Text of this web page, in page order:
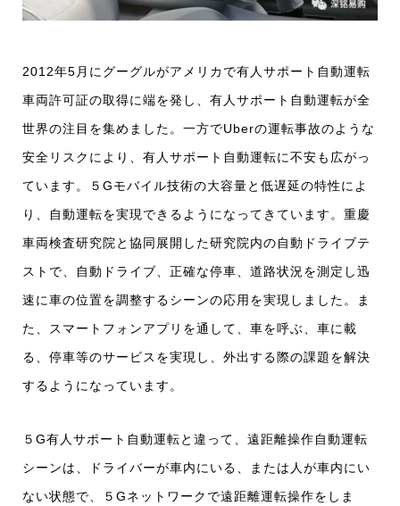
2012年5月にグーグルがアメリカで有人サポート自動運転
車両許可証の取得に端を発し、有人サポート自動運転が全
世界の注目を集めました。一方でUberの運転事故のような
安全リスクにより、有人サポート自動運転に不安も広がっ
ています。５Gモバイル技術の大容量と低遅延の特性によ
り、自動運転を実現できるようになってきています。重慶
車両検査研究院と協同展開した研究院内の自動ドライブテ
ストで、自動ドライブ、正確な停車、道路状況を測定し迅
速に車の位置を調整するシーンの応用を実現しました。ま
た、スマートフォンアプリを通して、車を呼ぶ、車に載
る、停車等のサービスを実現し、外出する際の課題を解決
するようになっています。
５G有人サポート自動運転と違って、遠距離操作自動運転
シーンは、ドライバーが車内にいる、または人が車内にい
ない状態で、５Gネットワークで遠距離運転操作をしま